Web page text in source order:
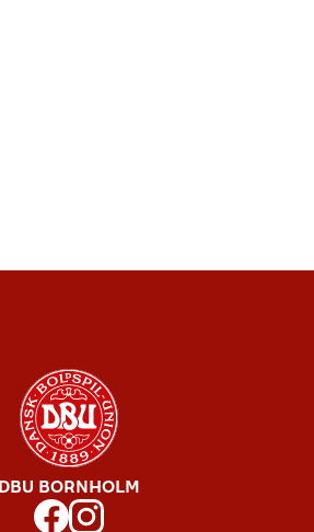
DBU BORNHOLM